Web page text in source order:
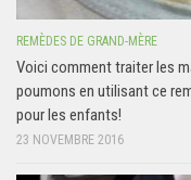
REMÈDES DE GRAND-MÈRE
Voici comment traiter les
poumons en utilisant ce
pour les enfants!
23 NOVEMBRE 2016